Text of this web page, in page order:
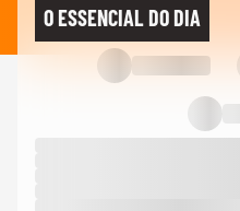
O ESSENCIAL DO DIA